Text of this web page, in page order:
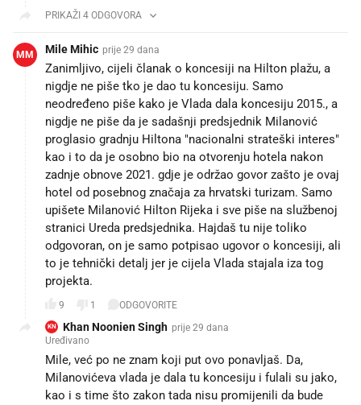
PRIKAŽI 4 ODGOVORA
MM Mile Mihic prije 29 dana
Zanimljivo, cijeli članak o koncesiji na Hilton plažu, a
nigdje ne piše tko je dao tu koncesiju. Samo
neodređeno piše kako je Vlada dala koncesiju 2015., a
nigdje ne piše da je sadašnji predsjednik Milanović
proglasio gradnju Hiltona "nacionalni strateški interes"
kao i to da je osobno bio na otvorenju hotela nakon
zadnje obnove 2021. gdje je održao govor zašto je ovaj
hotel od posebnog značaja za hrvatski turizam. Samo
upišete Milanović Hilton Rijeka i sve piše na službenoj
stranici Ureda predsjednika. Hajdaš tu nije toliko
odgovoran, on je samo potpisao ugovor o koncesiji, ali
to je tehnički detalj jer je cijela Vlada stajala iza tog
projekta.
9 1 ODGOVORITE
KN Khan Noonien Singh prije 29 dana
Uređivano
Mile, već po ne znam koji put ovo ponavljaš. Da,
Milanovićeva vlada je dala tu koncesiju i fulali su jako,
kao i s time što zakon tada nisu promijenili da bude